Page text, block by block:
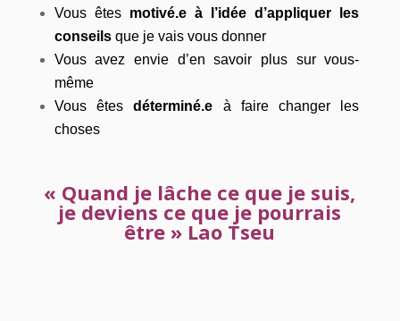
Vous êtes motivé.e à l’idée d’appliquer les
conseilsque je vais vous donner
Vous avez envie d’en savoir plus sur vous-
même
Vous êtesdéterminé.e à faire changer les
choses
« Quand je lâche ce que je suis,
je deviens ce que je pourrais
être » Lao Tseu